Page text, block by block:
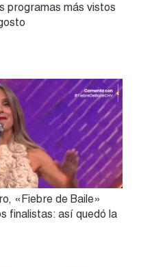
programas más vistos
«Fiebre de Baile»
finalistas: así quedó la